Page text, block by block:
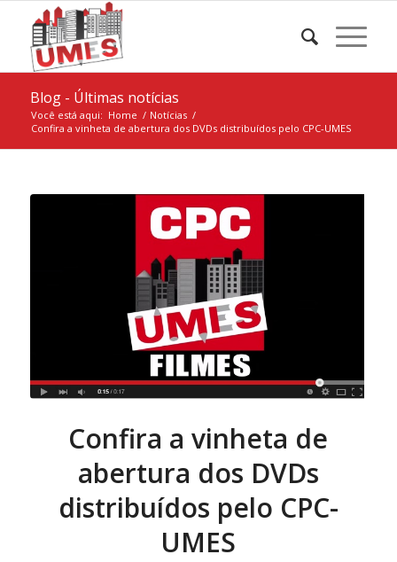
Blog - Últimas notícias
Você está aqui: Home / Notícias /
Confira a vinheta de abertura dos DVDs distribuídos pelo CPC-UMES
Confira a vinheta de
abertura dos DVDs
distribuídos pelo CPC-
UMES